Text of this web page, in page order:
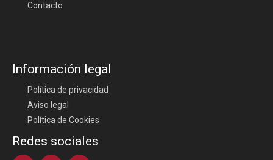
Contacto
Información legal
Política de privacidad
Aviso legal
Política de Cookies
Redes sociales